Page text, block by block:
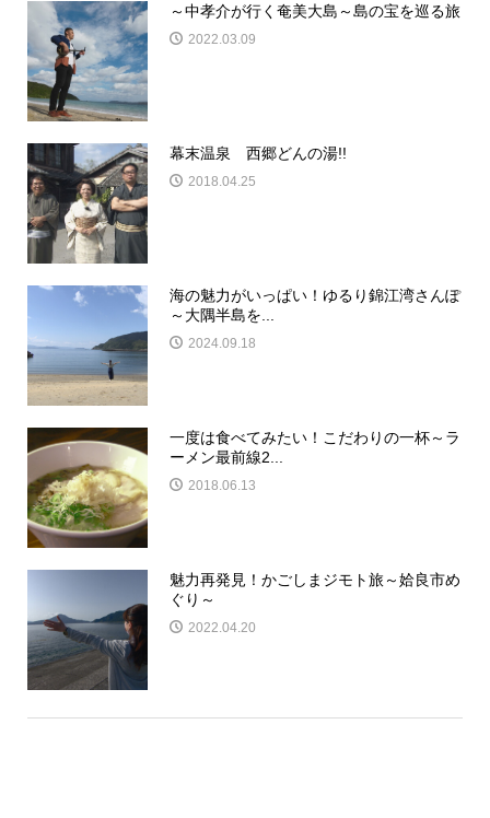
～中孝介が行く奄美大島～島の宝を巡る旅
2022.03.09
幕末温泉 西郷どんの湯!!
2018.04.25
海の魅力がいっぱい！ゆるり錦江湾さんぽ
～大隅半島を...
2024.09.18
一度は食べてみたい！こだわりの一杯～ラ
ーメン最前線2...
2018.06.13
魅力再発見！かごしまジモト旅～姶良市め
ぐり～
2022.04.20